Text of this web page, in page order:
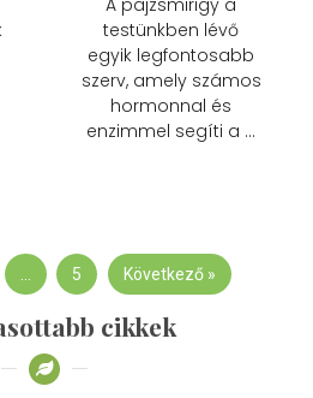
A pajzsmirigy a
testünkben lévő
egyik legfontosabb
szerv, amely számos
hormonnal és
enzimmel segíti a …
… 5 Következő »
cikkek